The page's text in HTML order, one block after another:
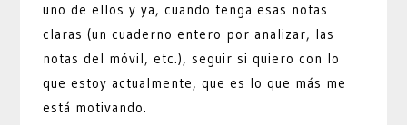
uno de ellos y ya, cuando tenga esas notas
claras (un cuaderno entero por analizar, las
notas del móvil, etc.), seguir si quiero con lo
que estoy actualmente, que es lo que más me
está motivando.